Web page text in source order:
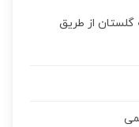
گلستان از طریق